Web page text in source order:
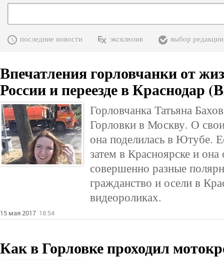
последние новости эксклюзив выбор редакции
Впечатления горловчанки от
России и переезде в Краснодар
Горловчанка Татьяна
Горловки в Москву. О
она поделилась в Ютубе.
затем в Красноярске и она
совершенно разные
гражданство и осели в
видеороликах.
15 мая 2017 18:54
Как в Горловке проходил